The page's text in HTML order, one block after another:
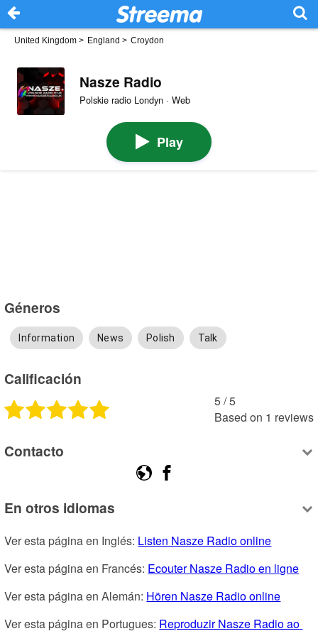
United Kingdom > England > Croydon
Nasze Radio
Polskie radio Londyn · Web
Play
Géneros
Information News Polish Talk
Calificación
5 /5
Based on 1 reviews
Contacto
En otros idiomas
Ver esta página en Inglés: Listen Nasze Radio online
Ver esta página en Francés: Ecouter Nasze Radio en ligne
Ver esta página en Alemán: Hören Nasze Radio online
Ver esta página en Portugues: Reproduzir Nasze Radio ao